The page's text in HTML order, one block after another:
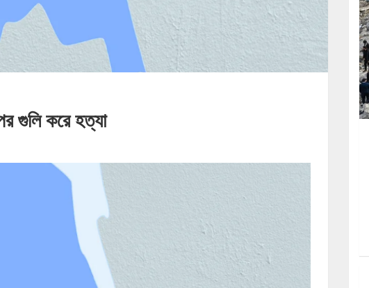
গুলি করে হত্যা